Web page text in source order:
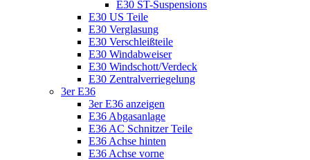
E30 ST-Suspensions
E30 US Teile
E30 Verglasung
E30 Verschleißteile
E30 Windabweiser
E30 Windschott/Verdeck
E30 Zentralverriegelung
3er E36
3er E36 anzeigen
E36 Abgasanlage
E36 AC Schnitzer Teile
E36 Achse hinten
E36 Achse vorne